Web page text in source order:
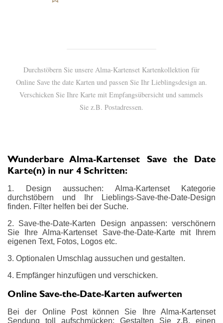
Durchstöbern Sie unsere Alma-Kartenset Kartenkollektion für
Online Save the date Karten und passen Sie Ihr Lieblingsdesign an.
Verschicken Sie Ihre Karte mit Empfangsübersicht und sammels
Sie z.B. Postadressen.
Wunderbare Alma-Kartenset Save the Date
Karte(n) in nur 4 Schritten:
1. Design aussuchen: Alma-Kartenset Kategorie
durchstöbern und Ihr Lieblings-Save-the-Date-Design
finden. Filter helfen bei der Suche.
2. Save-the-Date-Karten Design anpassen: verschönern
Sie Ihre Alma-Kartenset Save-the-Date-Karte mit Ihrem
eigenen Text, Fotos, Logos etc.
3. Optionalen Umschlag aussuchen und gestalten.
4. Empfänger hinzufügen und verschicken.
Online Save-the-Date-Karten aufwerten
Bei der Online Post können Sie Ihre Alma-Kartenset
Sendung toll aufschmücken: Gestalten Sie z.B. einen